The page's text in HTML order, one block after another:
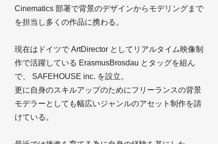
Cinematics 部署で背景のデザインからモデリングまで
を担当し多くの作品に携わる。
現在はドイツで ArtDirector としてリアルタイム映像制
作で活躍している ErasmusBrosdau とタッグを組ん
で、 SAFEHOUSE inc. を設立。
更に自身のスキルアップのためにフリーランスの背景
モデラーとしても幅広いジャンルのアセット制作を請
けている。